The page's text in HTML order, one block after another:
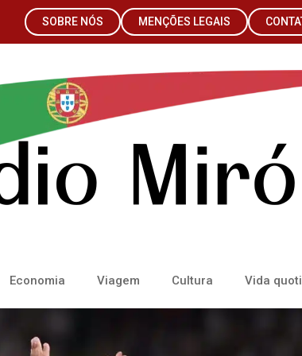
SOBRE NÓS MENÇÕES LEGAIS
Economia Viagem Cultura Vida